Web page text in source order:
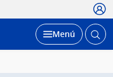
Desplegar
Menú Abrir